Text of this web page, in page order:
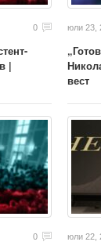
0
|
юли 23,
вест
0 юли 22,